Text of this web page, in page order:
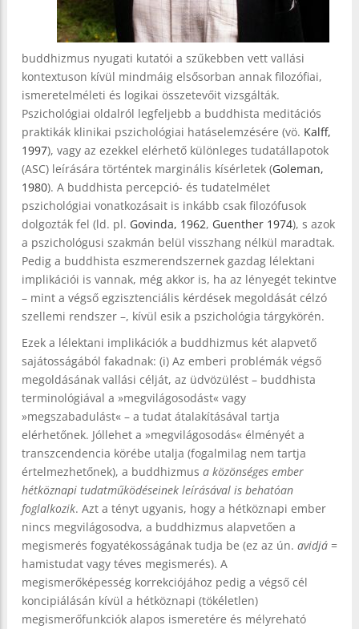
buddhizmus nyugati kutatói a szűkebben vett vallási
kontextuson kívül mindmáig elsősorban annak filozófiai,
ismeretelméleti és logikai összetevőit vizsgálták.
Pszichológiai oldalról legfeljebb a buddhista meditációs
praktikák klinikai pszichológiai hatáselemzésére (vö. Kalff,
1997), vagy az ezekkel elérhető különleges tudatállapotok
(ASC) leírására történtek marginális kísérletek (Goleman,
1980). A buddhista percepció- és tudatelmélet
pszichológiai vonatkozásait is inkább csak filozófusok
dolgozták fel (ld. pl. Govinda, 1962, Guenther 1974), s azok
a pszichológusi szakmán belül visszhang nélkül maradtak.
Pedig a buddhista eszmerendszernek gazdag lélektani
implikációi is vannak, még akkor is, ha az lényegét tekintve
– mint a végső egzisztenciális kérdések megoldását célzó
szellemi rendszer –, kívül esik a pszichológia tárgykörén.
Ezek a lélektani implikációk a buddhizmus két alapvető
sajátosságából fakadnak: (i) Az emberi problémák végső
megoldásának vallási célját, az üdvözülést – buddhista
terminológiával a »megvilágosodást« vagy
»megszabadulást« – a tudat átalakításával tartja
elérhetőnek. Jóllehet a »megvilágosodás« élményét a
transzcendencia körébe utalja (fogalmilag nem tartja
értelmezhetőnek), a buddhizmus a közönséges ember
hétköznapi tudatműködéseinek leírásával is behatóan
foglalkozik. Azt a tényt ugyanis, hogy a hétköznapi ember
nincs megvilágosodva, a buddhizmus alapvetően a
megismerés fogyatékosságának tudja be (ez az ún. avidjá =
hamistudat vagy téves megismerés). A
megismerőképesség korrekciójához pedig a végső cél
koncipiálásán kívül a hétköznapi (tökéletlen)
megismerőfunkciók alapos ismeretére és mélyreható